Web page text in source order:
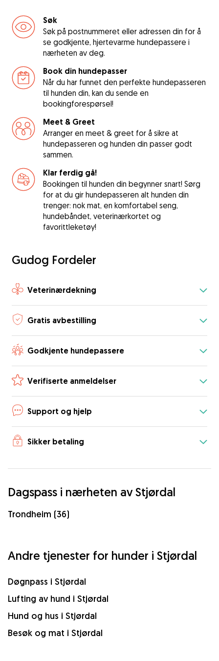
Søk
Søk på postnummeret eller adressen din for å
se godkjente, hjertevarme hundepassere i
nærheten av deg.
Book din hundepasser
Når du har funnet den perfekte hundepasseren
til hunden din, kan du sende en
bookingforespørsel!
Meet & Greet
Arranger en meet & greet for å sikre at
hundepasseren og hunden din passer godt
sammen.
Klar ferdig gå!
Bookingen til hunden din begynner snart! Sørg
for at du gir hundepasseren alt hunden din
trenger: nok mat, en komfortabel seng,
hundebåndet, veterinærkortet og
favorittleketøy!
Gudog Fordeler
Veterinærdekning
Gratis avbestilling
Godkjente hundepassere
Verifiserte anmeldelser
Support og hjelp
Sikker betaling
Dagspass i nærheten av Stjørdal
Trondheim (36)
Andre tjenester for hunder i Stjørdal
Døgnpass i Stjørdal
Lufting av hund i Stjørdal
Hund og hus i Stjørdal
Besøk og mat i Stjørdal